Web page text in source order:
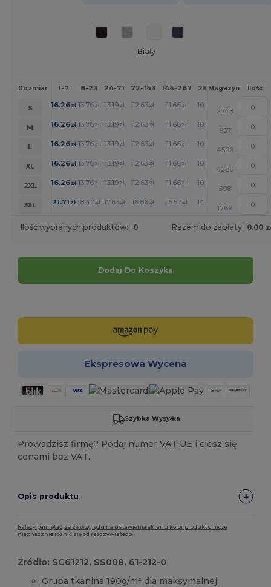
Biały
Rozmiar 1-7 8-23 24-71 72-143 144-287 288 + Więcej
Magazyn Ilość
S 16.26zł 13.76zł 13.19zł 12.63zł 11.66zł 10.77
2748
M
16.26zł 13.76zł 13.19zł 12.63zł 11.66zł 10.77
957
L
16.26zł 13.76zł 13.19zł 12.63zł 11.66zł 10.77
4506
XL
16.26zł 13.76zł 13.19zł 12.63zł 11.66zł 10.77
4286
2XL
16.26zł 13.76zł 13.19zł 12.63zł 11.66zł 10.77
598
3XL
21.71 zł 18.40zł 17.63zł 16.86zł 15.57zł 14.36
1769
Ilość wybranych produktów: 0 Razem do zapłaty: 0.00
Dodaj Do Koszyka
Ekspresowa Wycena
Szybka Wysyłka
Prowadzisz firmę? Podaj numer VAT UE i ciesz się
cenami bez VAT.
Opis produktu
Należy pamiętać, że ze względu na ustawienia ekranu kolor produktu może
nieznacznie różnić się od rzeczywistego.
Źródło: SC61212, SS008, 61-212-0
Gruba tkanina 190g/m² dla maksymalnej